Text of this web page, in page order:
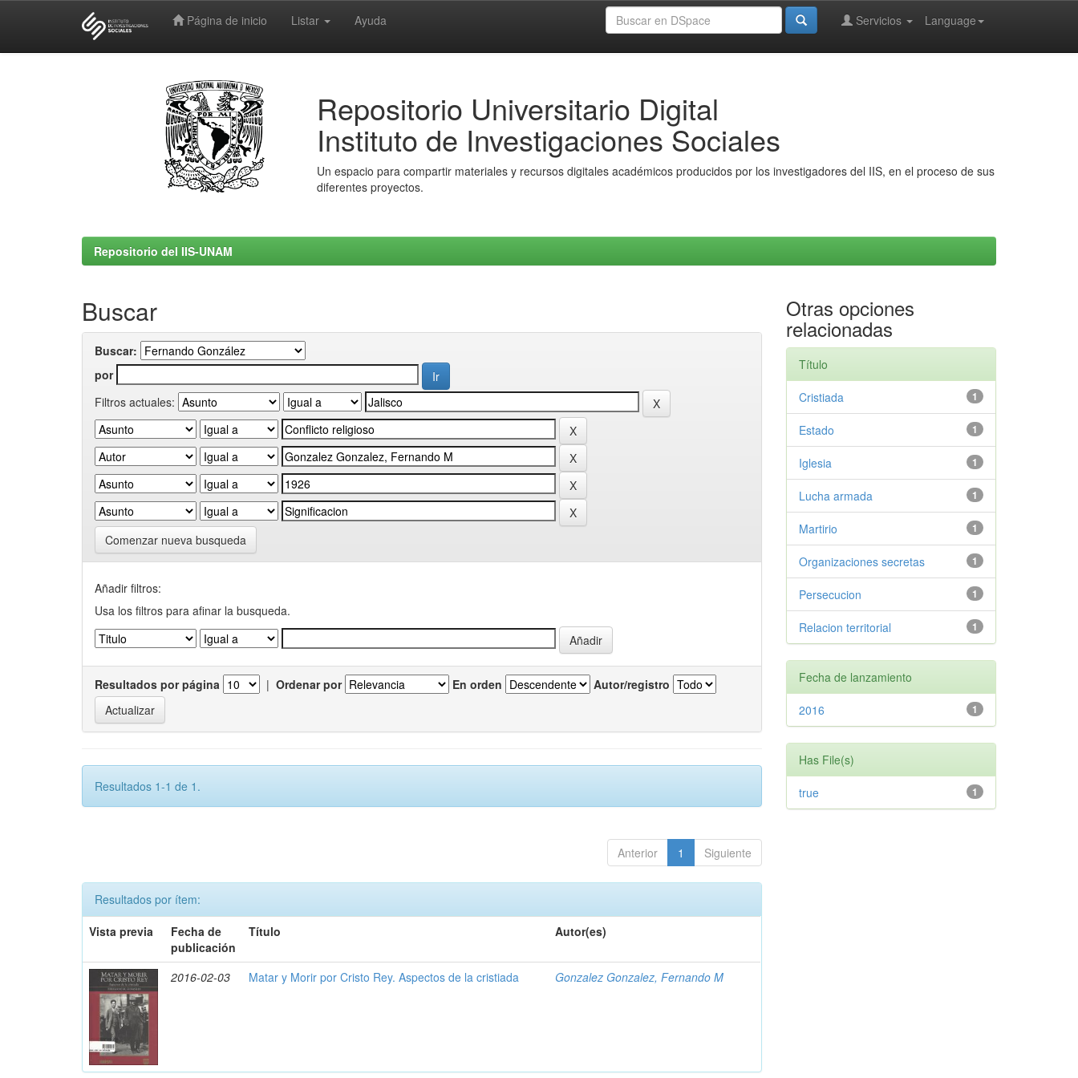
Página de inicio Listar Ayuda Language
Servicios
Repositorio Universitario Digital
Instituto de Investigaciones Sociales
Un espacio para compartir materiales y recursos digitales académicos producidos por los investigadores del IIS, en el proceso de sus
diferentes proyectos.
Repositorio del IIS-UNAM
Buscar
Buscar:
por
Filtros actuales:
Comenzar nueva busqueda
Añadir filtros:
Usa los filtros para afinar la busqueda.
Resultados por página | Ordenar por En orden Autor/registro
Resultados 1-1 de 1.
Anterior 1 Siguiente
Resultados por ítem:
Vista previa
Fecha de
publicación
Título Autor(es)
2016-02-03 Matar y Morir por Cristo Rey. Aspectos de la cristiada Gonzalez Gonzalez, Fernando M
Otras opciones
relacionadas
Título
1
Cristiada
1
Estado
1
Iglesia
1
Lucha armada
1
Martirio
1
Organizaciones secretas
1
Persecucion
1
Relacion territorial
Fecha de lanzamiento
1
2016
Has File(s)
1
true